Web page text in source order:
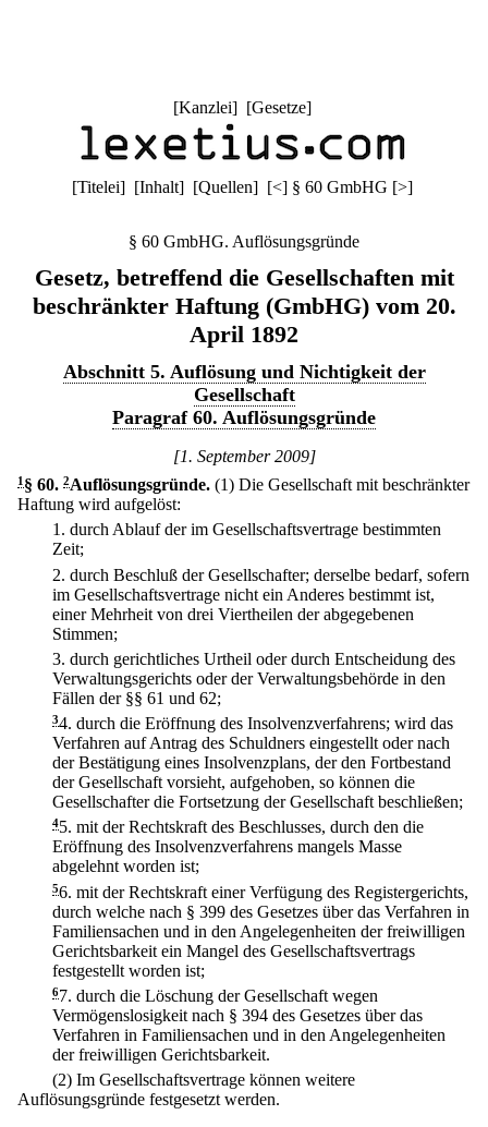
[Kanzlei] [Gesetze]
[Titelei] [Inhalt] [Quellen] [<] § 60 GmbHG [>]
§ 60 GmbHG. Auflösungsgründe
Gesetz, betreffend die Gesellschaften mit
beschränkter Haftung (GmbHG) vom 20.
April 1892
Abschnitt 5. Auflösung und Nichtigkeit der
Gesellschaft
Paragraf 60. Auflösungsgründe
[1. September 2009]
1 § 60. 2Auflösungsgründe. (1) Die Gesellschaft mit beschränkter
Haftung wird aufgelöst:
1. durch Ablauf der im Gesellschaftsvertrage bestimmten
Zeit;
2. durch Beschluß der Gesellschafter; derselbe bedarf, sofern
im Gesellschaftsvertrage nicht ein Anderes bestimmt ist,
einer Mehrheit von drei Viertheilen der abgegebenen
Stimmen;
3. durch gerichtliches Urtheil oder durch Entscheidung des
Verwaltungsgerichts oder der Verwaltungsbehörde in den
Fällen der §§ 61 und 62;
34. durch die Eröffnung des Insolvenzverfahrens; wird das
Verfahren auf Antrag des Schuldners eingestellt oder nach
der Bestätigung eines Insolvenzplans, der den Fortbestand
der Gesellschaft vorsieht, aufgehoben, so können die
Gesellschafter die Fortsetzung der Gesellschaft beschließen;
45. mit der Rechtskraft des Beschlusses, durch den die
Eröffnung des Insolvenzverfahrens mangels Masse
abgelehnt worden ist;
56. mit der Rechtskraft einer Verfügung des Registergerichts,
durch welche nach § 399 des Gesetzes über das Verfahren in
Familiensachen und in den Angelegenheiten der freiwilligen
Gerichtsbarkeit ein Mangel des Gesellschaftsvertrags
festgestellt worden ist;
67. durch die Löschung der Gesellschaft wegen
Vermögenslosigkeit nach § 394 des Gesetzes über das
Verfahren in Familiensachen und in den Angelegenheiten
der freiwilligen Gerichtsbarkeit.
(2) Im Gesellschaftsvertrage können weitere
Auflösungsgründe festgesetzt werden.